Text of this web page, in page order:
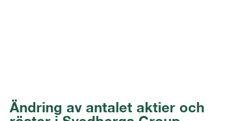
Ändring av antalet aktier och